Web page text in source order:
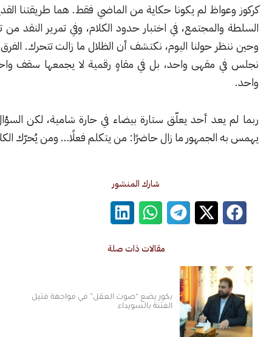
لم يكونا حكاية من الماضي فقط. هما طريقتنا القديمة في فهم
في اختبار حدود الكلام، وفي تمرير النقد من تحت الباب.
حولنا اليوم، نكتشف أن الظلال ما زالت تتحرك. الفرق أننا لم نعد
مقهى واحد، بل في مقاهٍ رقمية لا يجمعها سقف واحد ولا ضوء
يعد أحد يعلّق ستارة بيضاء في حارة شامية، لكن السؤال الذي كان
الجمهور ما زال حاضرًا: من يتكلم فعلًا… ومن يُحرّك الكلام؟
شارك المنشور
مقالات ذات صلة
بكور يضع “صوت العقل” في مواجهة فتيل
الفتنة بالسويداء